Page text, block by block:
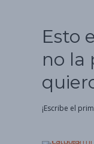
Esto
no la
¡Escribe el